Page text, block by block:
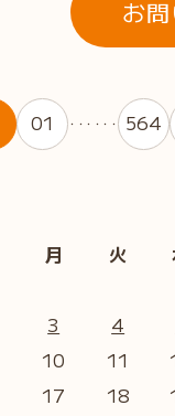
お
01 ・・・・・・ 564
月
火
3
4
10
11
17
18